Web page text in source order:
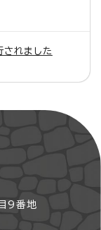
れました
9番地